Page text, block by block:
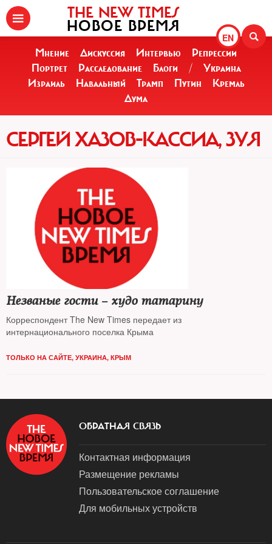
EN
THE NEW TIMES
НОВОЕ ВРЕМЯ
Мнение Дискуссия Интервью
Репрессии
Портрет
Расследование Блоги /
Украина
Израиль
Навальный Трамп Путин
Кремль
Дума
СЕРГЕЙ ХАЗОВ-КАССИА, ЗУЯ
Незваные гости – худо татарину
Корреспондент The New Times передает из
интернационального поселка Крыма
ТОЛЬКО НА САЙТЕ, УКРАИНА, КРЫМ
ОБРАТНАЯ СВЯЗЬ
Контактная информация
Размещение рекламы
Пользовательское соглашение
Для мобильных устройств